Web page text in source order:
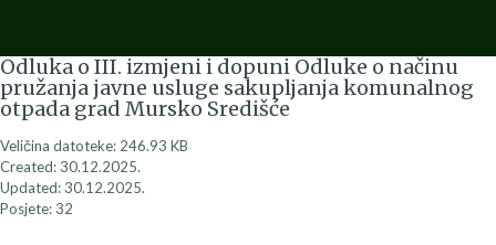
Odluka o III. izmjeni i dopuni Odluke o načinu
pružanja javne usluge sakupljanja komunalnog
otpada grad Mursko Središće
Veličina datoteke: 246.93 KB
Created: 30.12.2025.
Updated: 30.12.2025.
Posjete: 32